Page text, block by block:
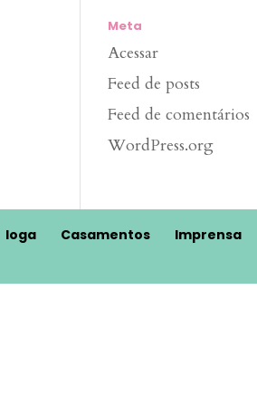
Meta
Acessar
Feed de posts
Feed de comentários
WordPress.org
Ioga Casamentos
Imprensa